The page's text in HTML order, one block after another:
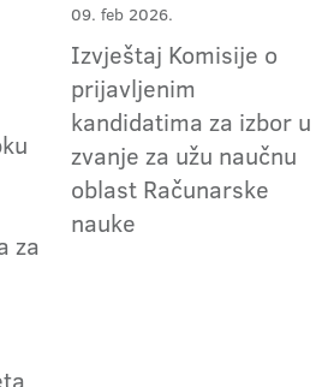
za
09. feb 2026.
Izvještaj Komisije o
prijavljenim
kandidatima za izbor u
zvanje za užu naučnu
oblast Računarske
nauke